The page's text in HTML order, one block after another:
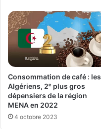
Consommation de café : les
Algériens, 2ᵉ plus gros
dépensiers de la région
MENA en 2022
4 octobre 2023